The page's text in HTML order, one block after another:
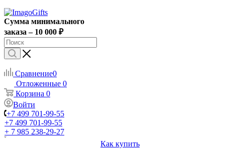
Сумма минимального
заказа – 10 000 ₽
Сравнение0
Отложенные 0
Корзина 0
Войти
+7 499 701-99-55
+7 499 701-99-55
+ 7 985 238-29-27
Как купить